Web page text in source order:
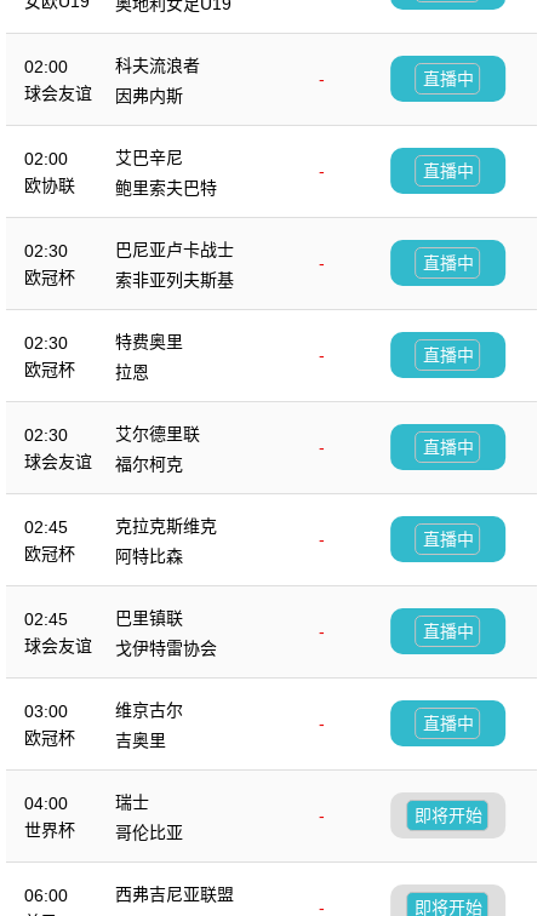
02:00
球会友谊
科夫流浪者
-
因弗内斯
直播中
02:00
欧协联
艾巴辛尼
-
鲍里索夫巴特
直播中
02:30
欧冠杯
巴尼亚卢卡战士
-
索非亚列夫斯基
直播中
02:30
欧冠杯
特费奥里
-
拉恩
直播中
02:30
球会友谊
艾尔德里联
-
福尔柯克
直播中
02:45
欧冠杯
克拉克斯维克
-
阿特比森
直播中
02:45
球会友谊
巴里镇联
-
戈伊特雷协会
直播中
03:00
欧冠杯
维京古尔
-
吉奥里
直播中
04:00
世界杯
瑞士
-
哥伦比亚
即将开始
06:00
西弗吉尼亚联盟
-
即将开始